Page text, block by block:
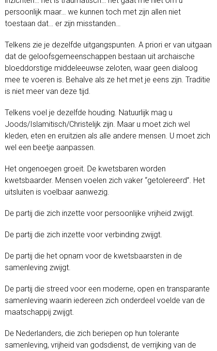
persoonlijk maar… we kunnen toch met zijn allen niet
toestaan dat… er zijn misstanden…
Telkens zie je dezelfde uitgangspunten. A priori er van uitgaan
dat de geloofsgemeenschappen bestaan uit archaische
bloeddorstige middeleeuwse zeloten, waar geen dialoog
mee te voeren is. Behalve als ze het met je eens zijn. Traditie
is niet meer van deze tijd.
Telkens voel je dezelfde houding. Natuurlijk mag u
Joods/Islamitisch/Christelijk zijn. Maar u moet zich wel
kleden, eten en eruitzien als alle andere mensen. U moet zich
wel een beetje aanpassen.
Het ongenoegen groeit. De kwetsbaren worden
kwetsbaarder. Mensen voelen zich vaker “getolereerd”. Het
uitsluiten is voelbaar aanwezig.
De partij die zich inzette voor persoonlijke vrijheid zwijgt.
De partij die zich inzette voor verbinding zwijgt.
De partij die het opnam voor de kwetsbaarsten in de
samenleving zwijgt.
De partij die streed voor een moderne, open en transparante
samenleving waarin iedereen zich onderdeel voelde van de
maatschappij zwijgt.
De Nederlanders, die zich beriepen op hun tolerante
samenleving, vrijheid van godsdienst, de verrijking van de